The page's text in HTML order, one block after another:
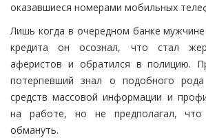
оказавшиеся номерами мобильных
Лишь когда в очередном банке
кредита он осознал, что стал
аферистов и обратился в полицию.
потерпевший знал о подобного рода
средств массовой информации и
на работе, но не предполагал,
обмануть.